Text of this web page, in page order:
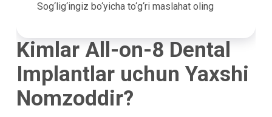
Sog‘lig‘ingiz bo‘yicha to‘g‘ri maslahat oling
Kimlar All-on-8 Dental
Implantlar uchun Yaxshi
Nomzoddir?